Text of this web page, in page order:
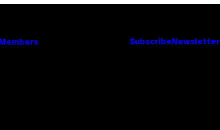
Members Subscribe Newsletter